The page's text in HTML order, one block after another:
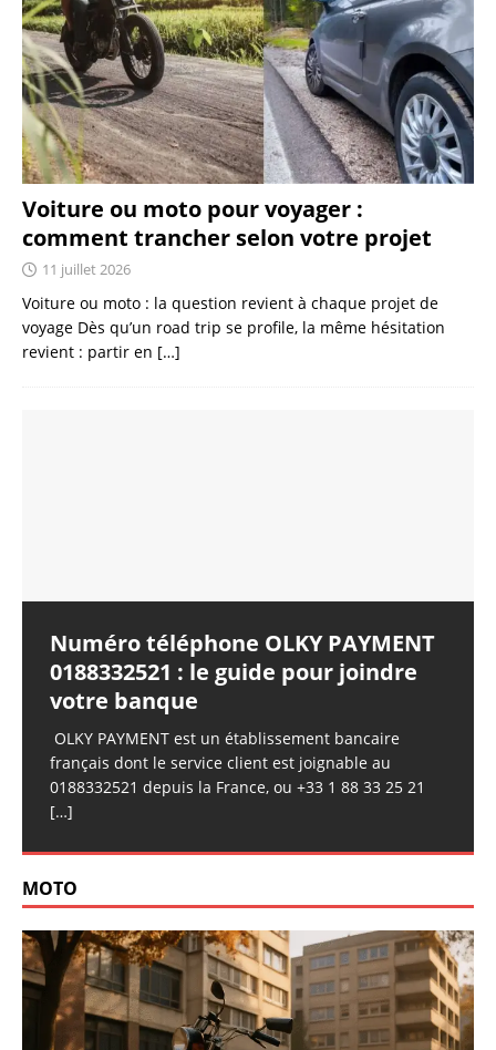
Voiture ou moto pour voyager :
comment trancher selon votre projet
11 juillet 2026
Voiture ou moto : la question revient à chaque projet de
voyage Dès qu’un road trip se profile, la même hésitation
revient : partir en […]
Numéro téléphone OLKY PAYMENT
0188332521 : le guide pour joindre
votre banque
OLKY PAYMENT est un établissement bancaire
français dont le service client est joignable au
0188332521 depuis la France, ou +33 1 88 33 25 21
[…]
MOTO